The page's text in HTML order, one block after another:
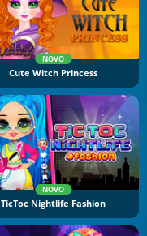
NOVO
Cute Witch Princess
NOVO
TicToc Nightlife Fashion